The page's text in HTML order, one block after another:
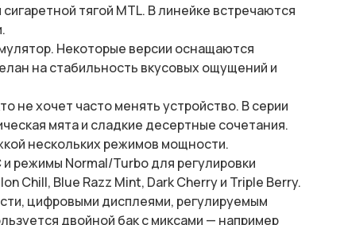
тягой MTL. В линейке встречаются
Некоторые версии оснащаются
на стабильность вкусовых ощущений и
не хочет часто менять устройство. В серии
мята и сладкие десертные сочетания.
нескольких режимов мощности.
режимы Normal/Turbo для регулировки
Chill, Blue Razz Mint, Dark Cherry и Triple Berry.
цифровыми дисплеями, регулируемым
двойной бак с миксами — например